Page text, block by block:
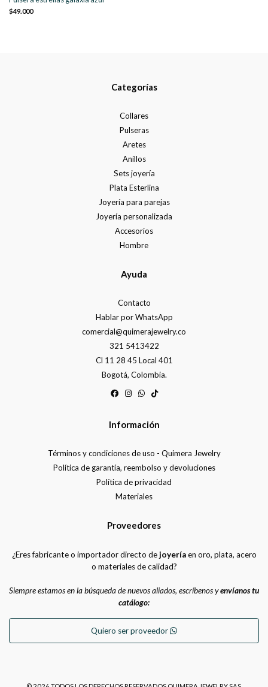
$49.000
Categorías
Collares
Pulseras
Aretes
Anillos
Sets joyería
Plata Esterlina
Joyería para parejas
Joyería personalizada
Accesorios
Hombre
Ayuda
Contacto
Hablar por WhatsApp
comercial@quimerajewelry.co
321 5413422
Cl 11 28 45 Local 401
Bogotá, Colombia.
Información
Términos y condiciones de uso - Quimera Jewelry
Política de garantía, reembolso y devoluciones
Política de privacidad
Materiales
Proveedores
¿Eres fabricante o importador directo dejoyeríaen oro, plata, acero
o materiales de calidad?
Siempre estamos en la búsqueda de nuevos aliados, escríbenos yenvíanos tu
catálogo:
Quiero ser proveedor